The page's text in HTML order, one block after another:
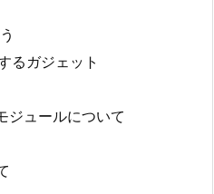
るガジェット
ジュールについて